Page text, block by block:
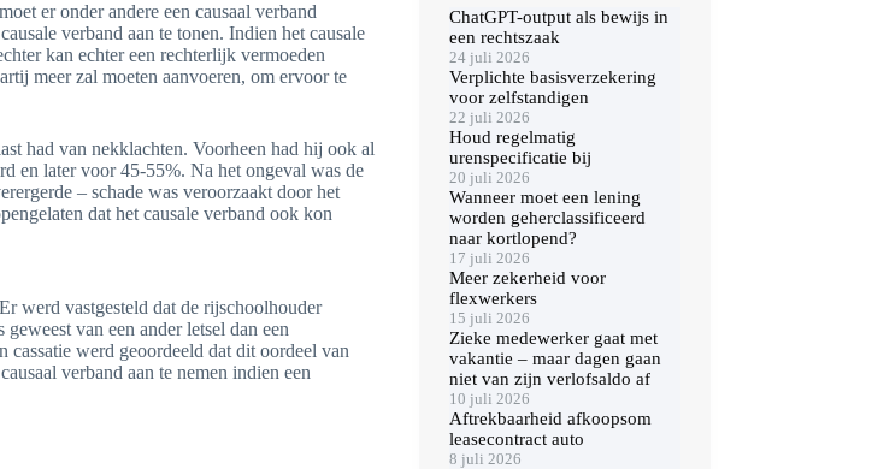
er onder andere een causaal verband
verband aan te tonen. Indien het causale
kan echter een rechterlijk vermoeden
meer zal moeten aanvoeren, om ervoor te
had van nekklachten. Voorheen had hij ook al
en later voor 45-55%. Na het ongeval was de
– schade was veroorzaakt door het
dat het causale verband ook kon
werd vastgesteld dat de rijschoolhouder
van een ander letsel dan een
werd geoordeeld dat dit oordeel van
verband aan te nemen indien een
ChatGPT-output als bewijs in
een rechtszaak
24 juli 2026
Verplichte basisverzekering
voor zelfstandigen
22 juli 2026
Houd regelmatig
urenspecificatie bij
20 juli 2026
Wanneer moet een lening
worden geherclassificeerd
naar kortlopend?
17 juli 2026
Meer zekerheid voor
flexwerkers
15 juli 2026
Zieke medewerker gaat met
vakantie – maar dagen gaan
niet van zijn verlofsaldo af
10 juli 2026
Aftrekbaarheid afkoopsom
leasecontract auto
8 juli 2026